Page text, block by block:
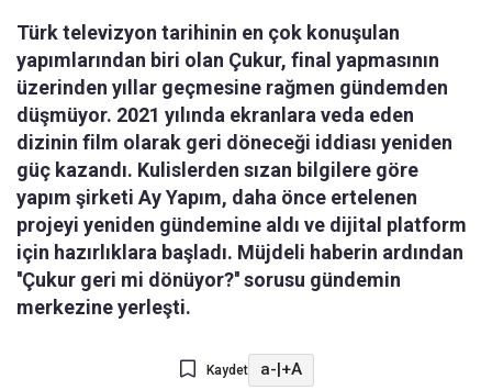
Türk televizyon tarihinin en çok konuşulan
yapımlarından biri olan Çukur, final yapmasının
üzerinden yıllar geçmesine rağmen gündemden
düşmüyor. 2021 yılında ekranlara veda eden
dizinin film olarak geri döneceği iddiası yeniden
güç kazandı. Kulislerden sızan bilgilere göre
yapım şirketi Ay Yapım, daha önce ertelenen
projeyi yeniden gündemine aldı ve dijital platform
için hazırlıklara başladı. Müjdeli haberin ardından
''Çukur geri mi dönüyor?'' sorusu gündemin
merkezine yerleşti.
Kaydet a-|+A